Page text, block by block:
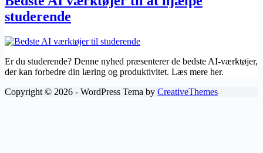
studerende
Er du studerende? Denne nyhed præsenterer de bedste AI-værktøjer,
der kan forbedre din læring og produktivitet. Læs mere her.
Copyright © 2026 - WordPress Tema by CreativeThemes